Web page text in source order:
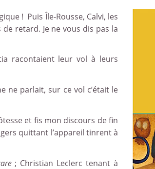
! Puis Île-Rousse, Calvi, les
retard. Je ne vous dis pas la
racontaient leur vol à leurs
ne parlait, sur ce vol c’était le
et fis mon discours de fin
quittant l’appareil tinrent à
; Christian Leclerc tenant à